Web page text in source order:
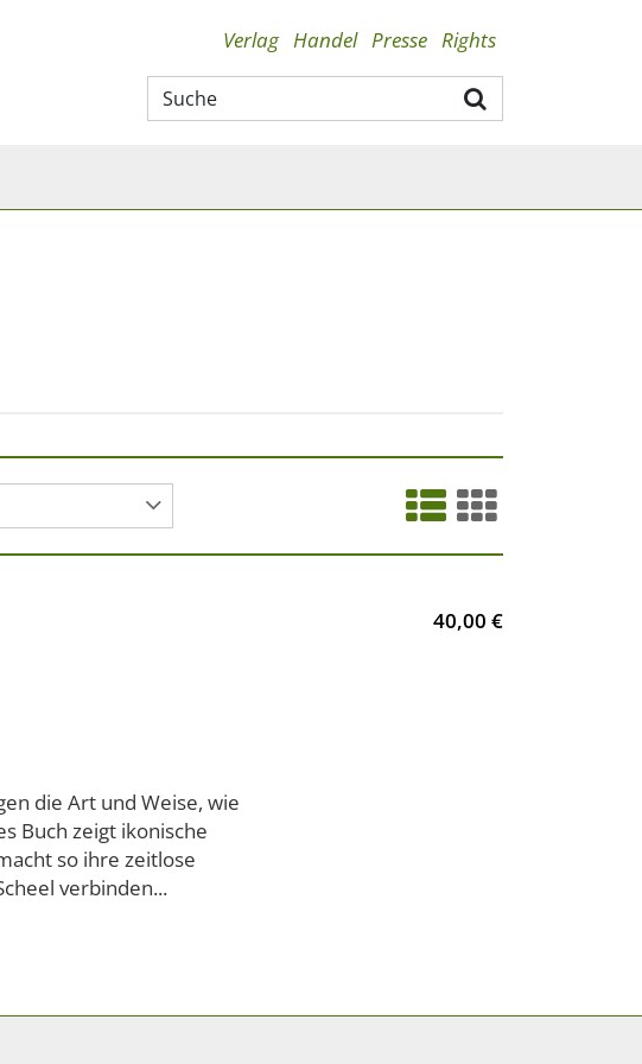
Verlag Handel Presse Rights
die Art und Weise, wie
Buch zeigt ikonische
so ihre zeitlose
verbinden...
40,00 €